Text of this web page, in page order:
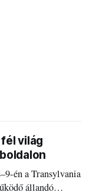
világ
én a Transylvania
állandó